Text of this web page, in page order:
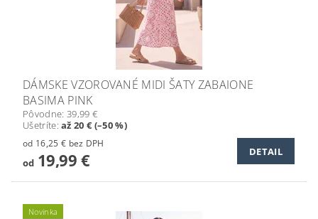
DÁMSKE VZOROVANÉ MIDI ŠATY ZABAIONE
BASIMA PINK
Pôvodne: 39,99 €
Ušetríte:až 20 € (–50 %)
od 16,25 € bez DPH
od19,99 € DETAIL
Novinka